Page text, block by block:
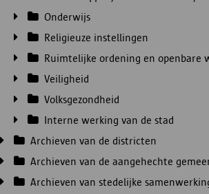
Onderwijs
Religieuze instellingen
Ruimtelijke ordening en openbare
Veiligheid
Volksgezondheid
Interne werking van de stad
Archieven van de districten
Archieven van de aangehechte
Archieven van stedelijke